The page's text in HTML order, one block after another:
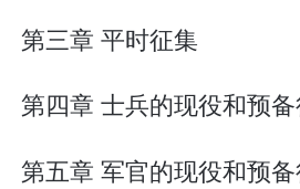
第三章 平时征集
第四章 士兵的现役和预
第五章 军官的现役和预